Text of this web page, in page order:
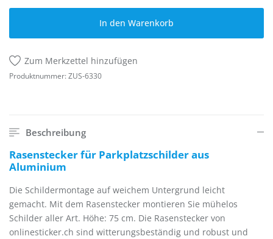
In den Warenkorb
Zum Merkzettel hinzufügen
Produktnummer: ZUS-6330
Beschreibung
Rasenstecker für Parkplatzschilder aus
Aluminium
Die Schildermontage auf weichem Untergrund leicht
gemacht. Mit dem Rasenstecker montieren Sie mühelos
Schilder aller Art. Höhe: 75 cm. Die Rasenstecker von
onlinesticker.ch sind witterungsbeständig und robust und